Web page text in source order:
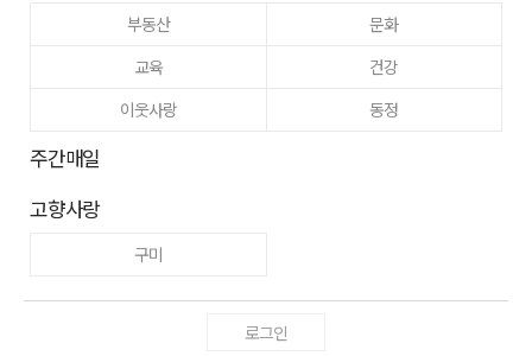
부동산
문화
교육
건강
이웃사랑
동정
주간매일
고향사랑
구미
로그인